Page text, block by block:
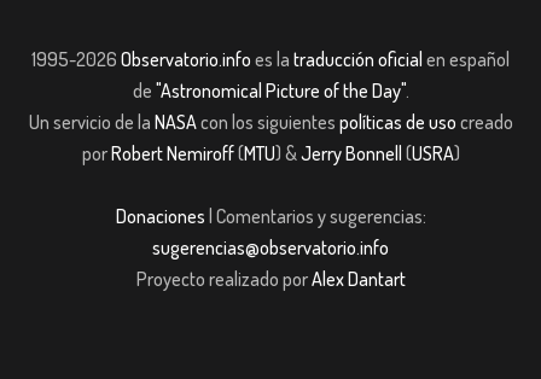
1995-2026 Observatorio.info es la traducción oficial en español
de "Astronomical Picture of the Day".
Un servicio de la NASAcon los siguientes políticas de uso creado
porRobert Nemiroff(MTU) &Jerry Bonnell (USRA)
Donaciones | Comentarios y sugerencias:
sugerencias@observatorio.info
Proyecto realizado porAlex Dantart